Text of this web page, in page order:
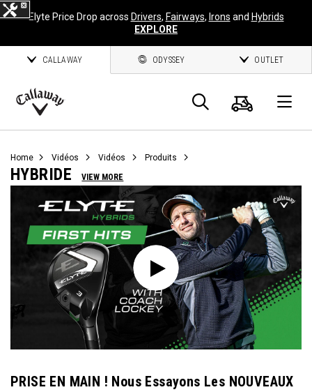
Elyte Price Drop across Drivers, Fairways, Irons and Hybrids
EXPLORE
CALLAWAY ODYSSEY OUTLET
Callaway
Panier
Home Vidéos Vidéos Produits
HYBRIDE VIEW MORE
PRISE EN MAIN ! Nous Essayons Les NOUVEAUX